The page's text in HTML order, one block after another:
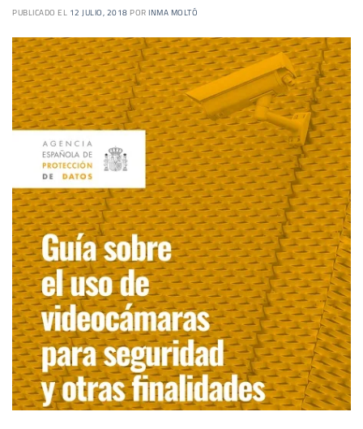
PUBLICADO EL 12 JULIO, 2018 POR INMA MOLTÓ